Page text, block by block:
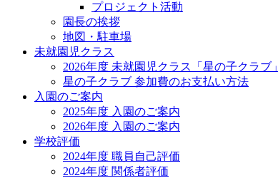
プロジェクト活動
園長の挨拶
地図・駐車場
未就園児クラス
2026年度 未就園児クラス「星の子クラブ」
星の子クラブ 参加費のお支払い方法
入園のご案内
2025年度 入園のご案内
2026年度 入園のご案内
学校評価
2024年度 職員自己評価
2024年度 関係者評価